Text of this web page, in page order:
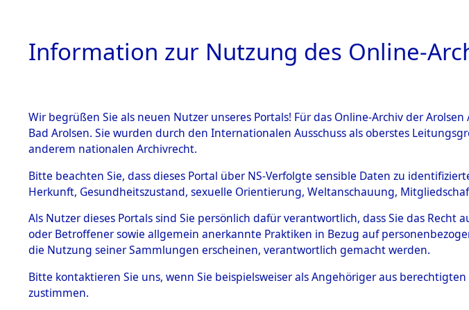
HOME BESTANDSBESCHREIBUNG ARCHIVALE
BESTÄNDE
Inhaftierungsdoku
mente
5. Verschiedenes
Todesmärsche
5.3.1 Alliierte
Auswertungen von
Todesopfer und
Konzentrationslagern
→0066 (84611097)
Information zur Nutzung des Online-
Wir begrüßen Sie als neuen Nutzer unseres Portals! Für das Online-Archiv der
Bad Arolsen. Sie wurden durch den Internationalen Ausschuss als oberstes
anderem nationalen Archivrecht.
Bitte beachten Sie, dass dieses Portal über NS-Verfolgte sensible Daten zu
Herkunft, Gesundheitszustand, sexuelle Orientierung, Weltanschauung,
Als Nutzer dieses Portals sind Sie persönlich dafür verantwortlich, dass Sie das
oder Betroffener sowie allgemein anerkannte Praktiken in Bezug auf
die Nutzung seiner Sammlungen erscheinen, verantwortlich gemacht werden.
Bitte kontaktieren Sie uns, wenn Sie beispielsweiser als Angehöriger aus
zustimmen.